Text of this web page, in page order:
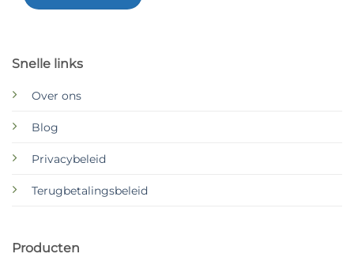
Snelle links
Over ons
Blog
Privacybeleid
Terugbetalingsbeleid
Producten